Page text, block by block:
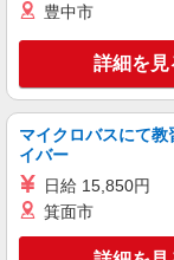
パーソルテンプスタ
ー/26-0622285
豊中市
詳細を見
マイクロバスにて
イバー
日給 15,850円
箕面市